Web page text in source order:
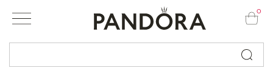
0
Busque por nome ou código...